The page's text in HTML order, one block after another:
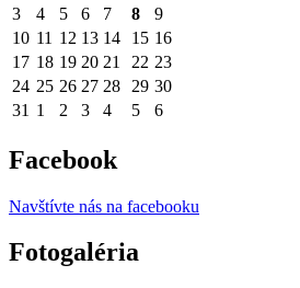
3
4 5 6 7 8
9
10 11 12 13 14 15 16
17 18 19 20 21 22 23
24 25 26 27 28 29 30
31 1 2 3 4 5 6
Facebook
Navštívte nás na facebooku
Fotogaléria